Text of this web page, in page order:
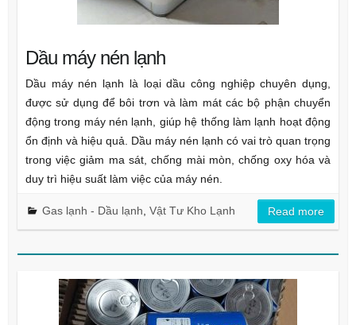
Dầu máy nén lạnh
Dầu máy nén lạnh là loại dầu công nghiệp chuyên dụng,
được sử dụng để bôi trơn và làm mát các bộ phận chuyển
động trong máy nén lạnh, giúp hệ thống làm lạnh hoạt động
ổn định và hiệu quả. Dầu máy nén lạnh có vai trò quan trọng
trong việc giảm ma sát, chống mài mòn, chống oxy hóa và
duy trì hiệu suất làm việc của máy nén.
Gas lạnh - Dầu lạnh Vật Tư Kho Lạnh Read more